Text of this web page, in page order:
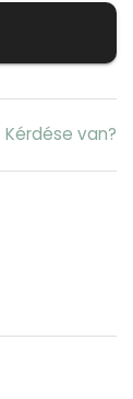
Kérdése van?